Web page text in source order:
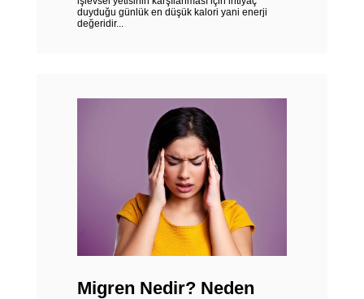
duyduğu günlük en düşük kalori yani enerji
değeridir...
Migren Nedir? Neden